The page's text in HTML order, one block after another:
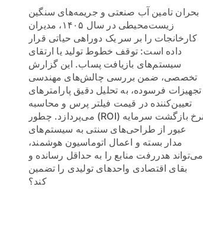
بحران تامین آب صنعتی و جریمه‌های سنگین
زیست‌محیطی در سال ۱۴۰۵، مدیران
کارخانجات را بر سر یک دوراهی حیاتی قرار
داده است: توقف خطوط تولید یا ارتقای
سیستم‌های بازیافت پساب. این گزارش
تخصصی، ضمن بررسی چالش‌های مهندسی
تجهیزات فرسوده، به تحلیل دقیق پارامترهای
تعیین‌کننده در قیمت فیلتر پرس و محاسبه
نرخ بازگشت سرمایه (ROI) می‌پردازد. چطور
عبور از طراحی‌های سنتی به سیستم‌های
مدار بسته و اعمال اتوماسیون هوشمند،
می‌تواند هدررفت منابع را به حداقل رسانده و
بقای اقتصادی واحدهای تولیدی را تضمین
کند؟